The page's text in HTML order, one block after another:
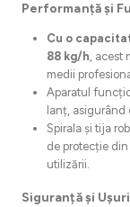
Performanță și
Cu o
88 kg/h, acest
medii
Aparatul
lanț,
Spirala și tija
de protecție
utilizării.
Siguranță și